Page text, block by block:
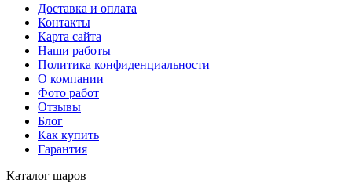
Доставка и оплата
Контакты
Карта сайта
Наши работы
Политика конфиденциальности
О компании
Фото работ
Отзывы
Блог
Как купить
Гарантия
Каталог шаров